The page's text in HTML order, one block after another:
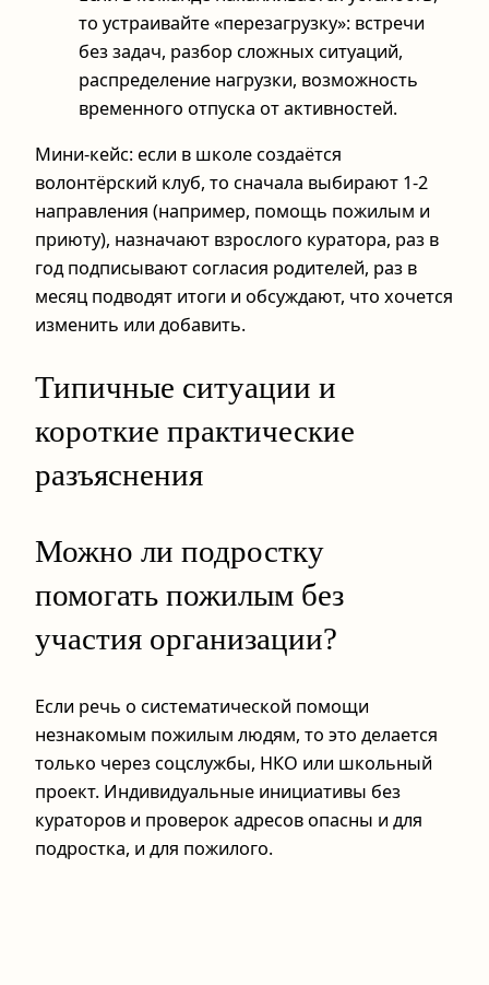
то устраивайте «перезагрузку»: встречи
без задач, разбор сложных ситуаций,
распределение нагрузки, возможность
временного отпускa от активностей.
Мини-кейс: если в школе создаётся
волонтёрский клуб, то сначала выбирают 1-2
направления (например, помощь пожилым и
приюту), назначают взрослого куратора, раз в
год подписывают согласия родителей, раз в
месяц подводят итоги и обсуждают, что хочется
изменить или добавить.
Типичные ситуации и
короткие практические
разъяснения
Можно ли подростку
помогать пожилым без
участия организации?
Если речь о систематической помощи
незнакомым пожилым людям, то это делается
только через соцслужбы, НКО или школьный
проект. Индивидуальные инициативы без
кураторов и проверок адресов опасны и для
подростка, и для пожилого.